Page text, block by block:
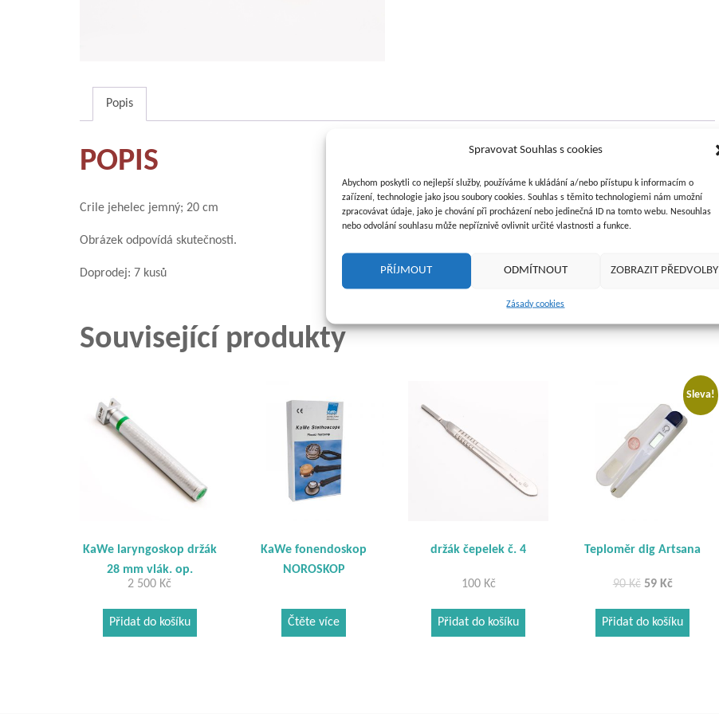
Spravovat Souhlas s cookies
Abychom poskytli co nejlepší služby, používáme k ukládání a/nebo přístupu k informacím o
zařízení, technologie jako jsou soubory cookies. Souhlas s těmito technologiemi nám umožní
zpracovávat údaje, jako je chování při procházení nebo jedinečná ID na tomto webu. Nesouhlas
nebo odvolání souhlasu může nepříznivě ovlivnit určité vlastnosti a funkce.
PŘÍJMOUT ODMÍTNOUT ZOBRAZIT PŘEDVOLBY
Zásady cookies
Popis
POPIS
Crile jehelec jemný; 20 cm
Obrázek odpovídá skutečnosti.
Doprodej: 7 kusů
Související produkty
KaWe laryngoskop držák
28 mm vlák. op.
2 500 Kč
Přidat do košíku
KaWe fonendoskop
NOROSKOP
Čtěte více
držák čepelek č. 4
100 Kč
Přidat do košíku
Sleva!
Teploměr dig Artsana
90Kč Původní
byla:
59 KčAktuální
je:
Přidat do košíku